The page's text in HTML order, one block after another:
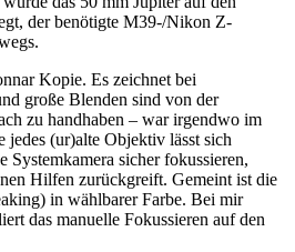
der benötigte M39-/Nikon Z-
Kopie. Es zeichnet bei
große Blenden sind von der
zu handhaben – war irgendwo im
jedes (ur)alte Objektiv lässt sich
Systemkamera sicher fokussieren,
Hilfen zurückgreift. Gemeint ist die
in wählbarer Farbe. Bei mir
das manuelle Fokussieren auf den